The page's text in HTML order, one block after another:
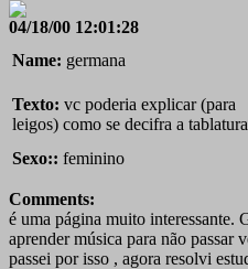
04/18/00 12:01:28
Name: germana
Texto: vc poderia explicar (para
leigos) como se decifra a
Sexo:: feminino
Comments:
é uma página muito interessante.
aprender música para não passar
passei por isso , agora resolvi